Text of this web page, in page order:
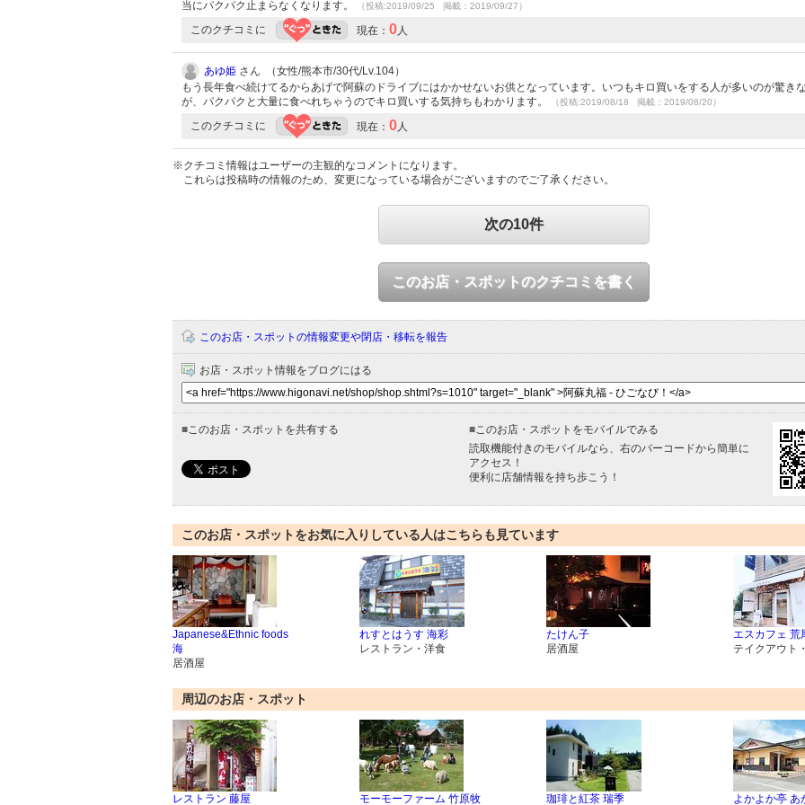
当にパクパク止まらなくなります。 （投稿:2019/09/25 掲載：2019/09/27）
このクチコミに 現在： 0人
あゆ姫 さん （女性/熊本市/30代/Lv.104）
もう長年食べ続けてるからあげで阿蘇のドライブにはかかせないお供となっています。いつもキロ買いをする人が多いのが驚き
が、パクパクと大量に食べれちゃうのでキロ買いする気持ちもわかります。
（投稿:2019/08/18 掲載：2019/08/20）
このクチコミに 現在： 0人
※クチコミ情報はユーザーの主観的なコメントになります。
これらは投稿時の情報のため、変更になっている場合がございますのでご了承ください。
次の10件
このお店・スポットのクチコミを書く
このお店・スポットの情報変更や閉店・移転を報告
お店・スポット情報をブログにはる
■このお店・スポットを共有する ■このお店・スポットをモバイルでみる
読取機能付きのモバイルなら、右のバーコードから簡単に
アクセス！
便利に店舗情報を持ち歩こう！
このお店・スポットをお気に入りしている人はこちらも見ています
Japanese&Ethnic foods
海
居酒屋
れすとはうす 海彩
レストラン・洋食
たけん子
居酒屋
エスカフェ 荒
テイクアウト
周辺のお店・スポット
レストラン 藤屋 モーモーファーム 竹原牧 珈琲と紅茶 瑞季 よかよか亭 あ